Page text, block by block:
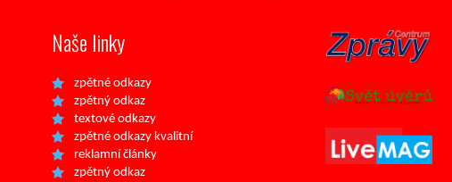
Naše linky
zpětné odkazy
zpětný odkaz
textové odkazy
zpětné odkazy kvalitní
reklamní články
zpětný odkaz